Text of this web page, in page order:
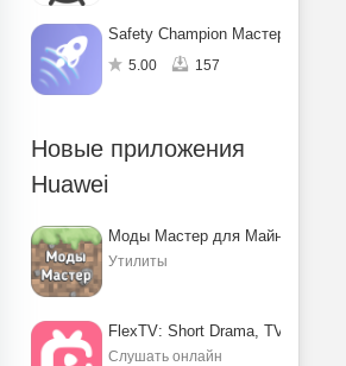
Safety Champion Мастер защиты
5.00 157
Новые приложения
Huawei
Моды Мастер для Майнкрафт ПЕ
Утилиты
FlexTV: Short Drama, TV, Reels
Слушать онлайн